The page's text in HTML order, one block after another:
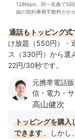
128kbps。同一名義で5
線の契約事務手数料がか
通話もトッピング
け放題（550円）・
ス（330円）から選
22円/30秒です。
元携帯電話
信・電力・
高山健次
トッピングを購
できます 。しかし